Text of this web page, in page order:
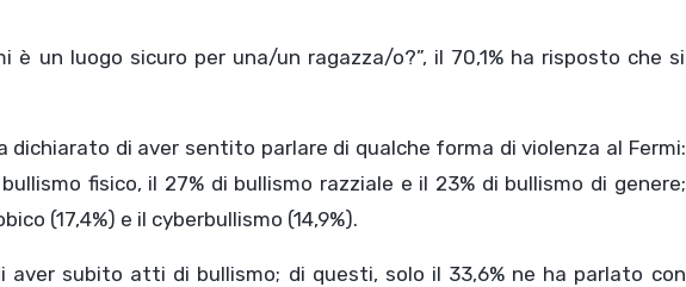
è un luogo sicuro per una/un ragazza/o?”, il 70,1% ha risposto che si
di aver sentito parlare di qualche forma di violenza al Fermi:
fisico, il 27% di bullismo razziale e il 23% di bullismo di genere;
(17,4%) e il cyberbullismo (14,9%).
aver subito atti di bullismo; di questi, solo il 33,6% ne ha parlato con